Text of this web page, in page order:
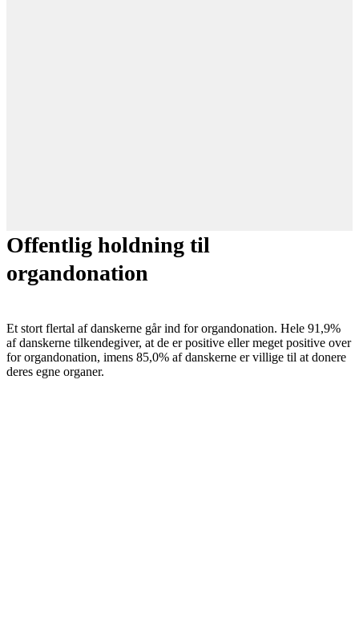
Offentlig holdning til
organdonation
Et stort flertal af danskerne går ind for organdonation. Hele 91,9%
af danskerne tilkendegiver, at de er positive eller meget positive over
for organdonation, imens 85,0% af danskerne er villige til at donere
deres egne organer.